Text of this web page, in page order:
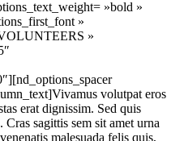
»bold »
»
»
volutpat eros
erat dignissim. Sed quis
sagittis sem sit amet urna
malesuada felis quis,